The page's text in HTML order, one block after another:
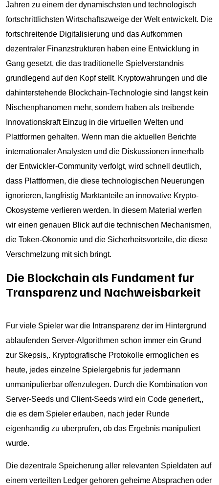
Jahren zu einem der dynamischsten und technologisch
fortschrittlichsten Wirtschaftszweige der Welt entwickelt. Die
fortschreitende Digitalisierung und das Aufkommen
dezentraler Finanzstrukturen haben eine Entwicklung in
Gang gesetzt, die das traditionelle Spielverstandnis
grundlegend auf den Kopf stellt. Kryptowahrungen und die
dahinterstehende Blockchain-Technologie sind langst kein
Nischenphanomen mehr, sondern haben als treibende
Innovationskraft Einzug in die virtuellen Welten und
Plattformen gehalten. Wenn man die aktuellen Berichte
internationaler Analysten und die Diskussionen innerhalb
der Entwickler-Community verfolgt, wird schnell deutlich,
dass Plattformen, die diese technologischen Neuerungen
ignorieren, langfristig Marktanteile an innovative Krypto-
Okosysteme verlieren werden. In diesem Material werfen
wir einen genauen Blick auf die technischen Mechanismen,
die Token-Okonomie und die Sicherheitsvorteile, die diese
Verschmelzung mit sich bringt.
Die Blockchain als Fundament fur
Transparenz und Nachweisbarkeit
Fur viele Spieler war die Intransparenz der im Hintergrund
ablaufenden Server-Algorithmen schon immer ein Grund
zur Skepsis,. Kryptografische Protokolle ermoglichen es
heute, jedes einzelne Spielergebnis fur jedermann
unmanipulierbar offenzulegen. Durch die Kombination von
Server-Seeds und Client-Seeds wird ein Code generiert,,
die es dem Spieler erlauben, nach jeder Runde
eigenhandig zu uberprufen, ob das Ergebnis manipuliert
wurde.
Die dezentrale Speicherung aller relevanten Spieldaten auf
einem verteilten Ledger gehoren geheime Absprachen oder